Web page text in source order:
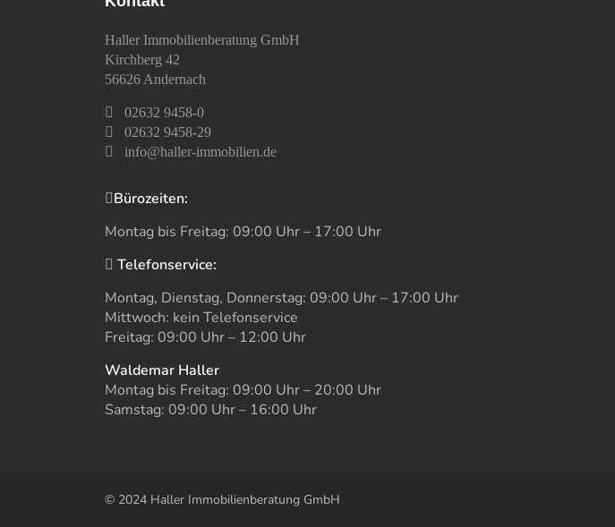
Haller Immobilienberatung GmbH
Kirchberg 42
56626 Andernach
02632 9458-0
02632 9458-29
info@haller-immobilien.de
Bürozeiten:
Montag bis Freitag: 09:00 Uhr – 17:00 Uhr
Telefonservice:
Montag, Dienstag, Donnerstag: 09:00 Uhr – 17:00 Uhr
Mittwoch: kein Telefonservice
Freitag: 09:00 Uhr – 12:00 Uhr
Waldemar Haller
Montag bis Freitag: 09:00 Uhr – 20:00 Uhr
Samstag: 09:00 Uhr – 16:00 Uhr
© 2024 Haller Immobilienberatung GmbH